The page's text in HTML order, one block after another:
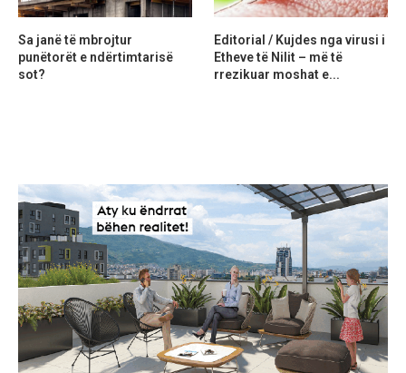
Sa janë të mbrojtur
punëtorët e ndërtimtarisë
sot?
Editorial / Kujdes nga virusi i
Etheve të Nilit – më të
rrezikuar moshat e...